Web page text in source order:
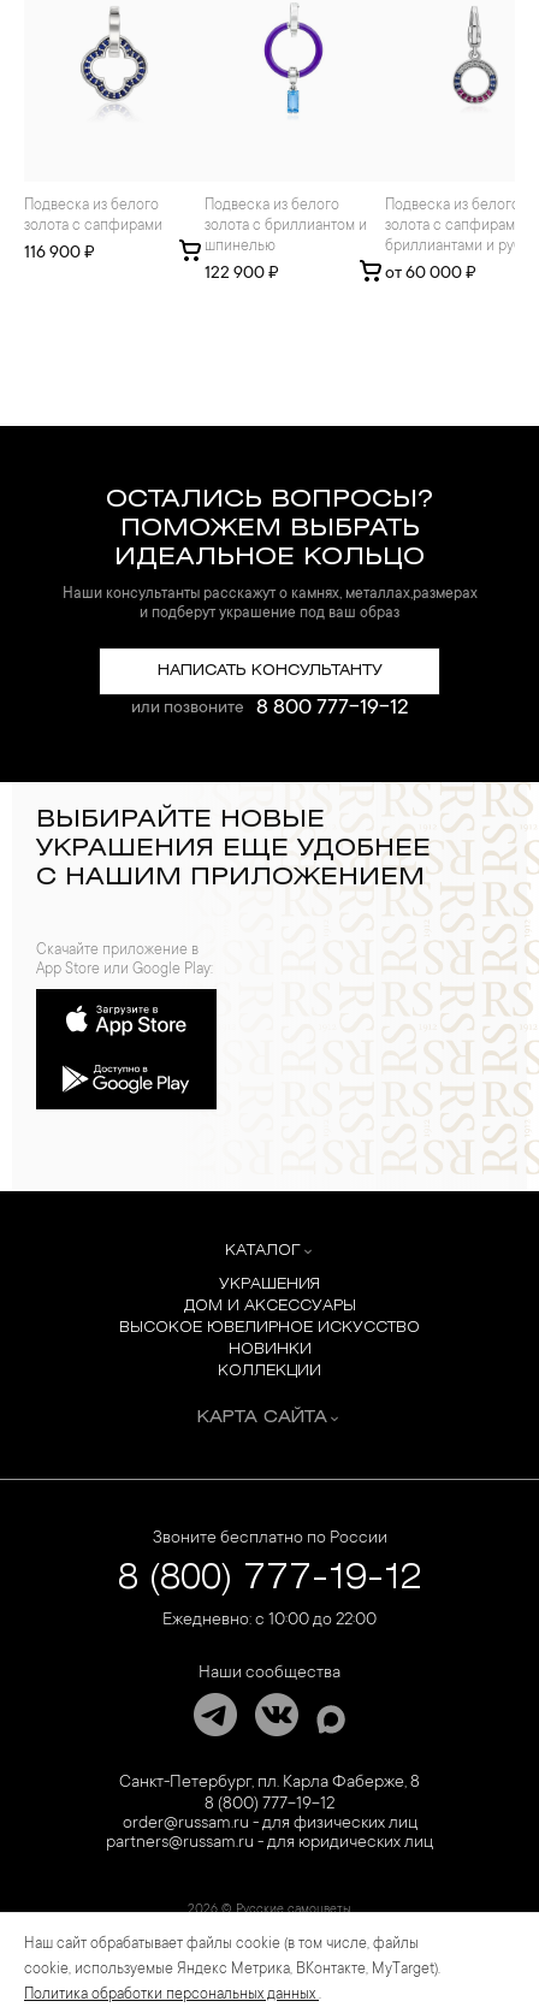
Подвеска из белого
золота с сапфирами
116 900 ₽
Подвеска из белого
золота с бриллиантом и
шпинелью
122 900 ₽
Подвеска из белого
золота с сапфирами,
бриллиантами и
от 60 000 ₽
ОСТАЛИСЬ ВОПРОСЫ?
ПОМОЖЕМ ВЫБРАТЬ
ИДЕАЛЬНОЕ КОЛЬЦО
Наши консультанты расскажут о камнях, металлах,размерах
и подберут украшение под ваш образ
НАПИСАТЬ КОНСУЛЬТАНТУ
или позвоните 8 800 777-19-12
ВЫБИРАЙТЕ НОВЫЕ
УКРАШЕНИЯ ЕЩЕ УДОБНЕЕ
С НАШИМ ПРИЛОЖЕНИЕМ
Скачайте приложение в
App Store или Google Play:
КАТАЛОГ
УКРАШЕНИЯ
ДОМ И АКСЕССУАРЫ
ВЫСОКОЕ ЮВЕЛИРНОЕ ИСКУССТВО
НОВИНКИ
КОЛЛЕКЦИИ
КАРТА САЙТА
Звоните бесплатно по России
8 (800) 777-19-12
Ежедневно: с 10:00 до 22:00
Наши сообщества
Санкт-Петербург, пл. Карла Фаберже, 8
8 (800) 777-19-12
order@russam.ru - для физических лиц
partners@russam.ru - для юридических лиц
2026 © Русские самоцветы
Предложение не является публичной офертой. Цены на сайте и в розничной сети
могут отличаться. Информация на сайте о товаре носит рекламный характер и
расценивается как приглашение делать оферты на основании п.1 ст. 437
Наш сайт обрабатывает файлы cookie (в том числе, файлы
cookie, используемые Яндекс Метрика, ВКонтакте, MyTarget).
Политика обработки персональных данных .